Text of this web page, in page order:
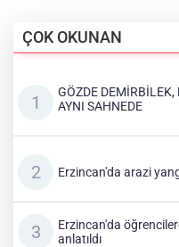
ÇOK OKUNAN
GÖZDE DEMİRBİLEK,
AYNI SAHNEDE
Erzincan'da arazi
Erzincan'da
anlatıldı